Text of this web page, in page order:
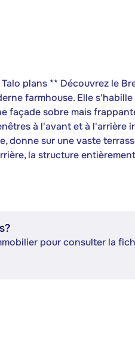
plans ** Découvrez le
farmhouse. Elle
façade sobre mais
à l'avant et à l'arrière
donne sur une vaste
la structure
pour consulter la